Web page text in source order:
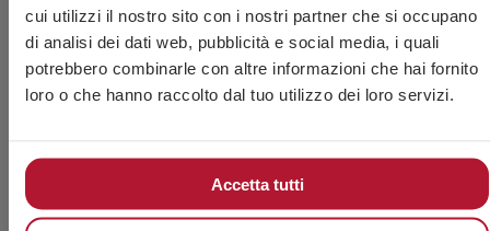
cui utilizzi il nostro sito con i nostri partner che si occupano
di analisi dei dati web, pubblicità e social media, i quali
potrebbero combinarle con altre informazioni che hai fornito
loro o che hanno raccolto dal tuo utilizzo dei loro servizi.
Accetta tutti
M4 x 45 612270004X045 200 1.02
M4 x 50 612270004X050 200 1.12
612270004X060